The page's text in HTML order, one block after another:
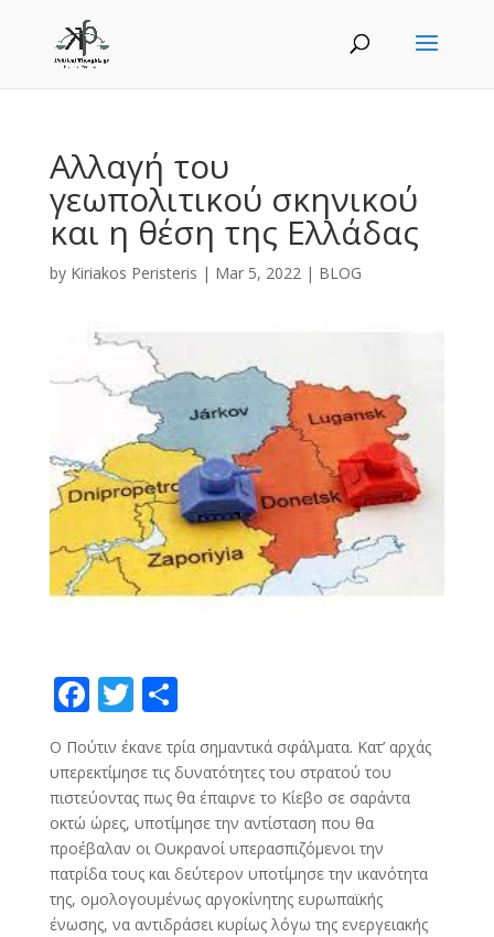
Αλλαγή του
γεωπολιτικού σκηνικού
και η θέση της Ελλάδας
by Kiriakos Peristeris | Mar 5, 2022| BLOG
F
ac
e
b
o
o
k
T
itt
er
S
h
ar
e
Ο Πούτιν έκανε τρία σημαντικά σφάλματα. Κατ’ αρχάς
υπερεκτίμησε τις δυνατότητες του στρατού του
πιστεύοντας πως θα έπαιρνε το Κίεβο σε σαράντα
οκτώ ώρες, υποτίμησε την αντίσταση που θα
προέβαλαν οι Ουκρανοί υπερασπιζόμενοι την
πατρίδα τους και δεύτερον υποτίμησε την ικανότητα
της, ομολογουμένως αργοκίνητης ευρωπαϊκής
ένωσης, να αντιδράσει κυρίως λόγω της ενεργειακής